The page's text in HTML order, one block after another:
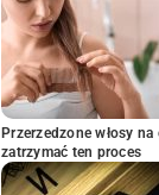
Przerzedzone włosy
zatrzymać ten proces